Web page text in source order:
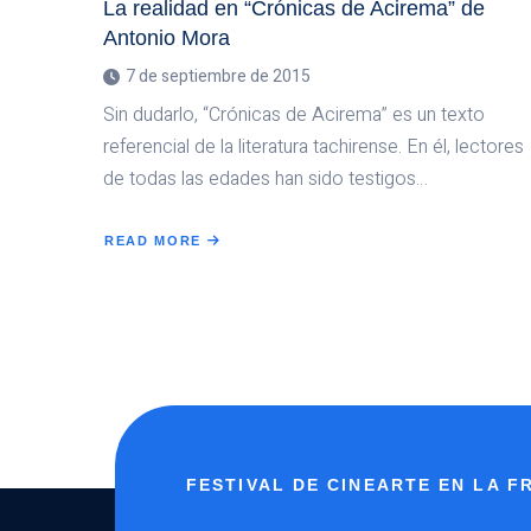
La realidad en “Crónicas de Acirema” de
Antonio Mora
7 de septiembre de 2015
Sin dudarlo, “Crónicas de Acirema” es un texto
referencial de la literatura tachirense. En él, lectores
de todas las edades han sido testigos…
READ MORE
ABOUT
FESTIVAL DE CINEARTE EN LA